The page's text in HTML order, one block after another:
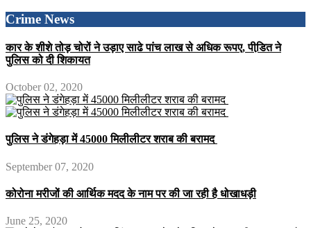
Crime News
कार के शीशे तोड़ चोरों ने उड़ाए साढे पांच लाख से अधिक रूपए, पीडि़त ने
पुलिस को दी शिकायत
October 02, 2020
पुलिस ने डंगेहड़ा में 45000 मिलीलीटर शराब की बरामद
September 07, 2020
कोरोना मरीजों की आर्थिक मदद के नाम पर की जा रही है धोखाधड़ी
June 25, 2020